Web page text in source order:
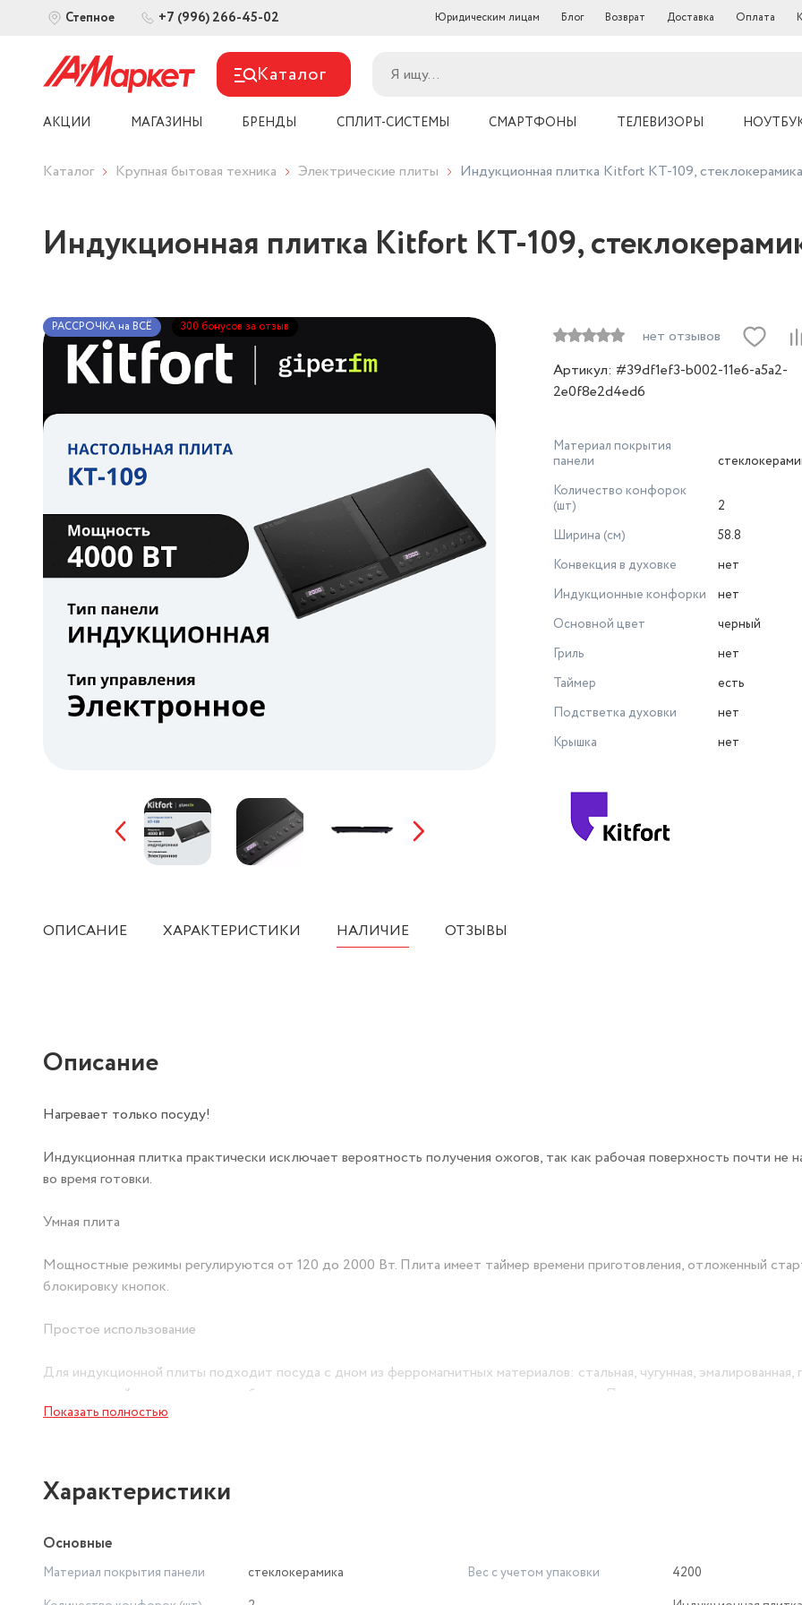
Степное +7 (996) 266-45-02 Юридическим лицам Блог Возврат Доставка Оплата
Каталог
АКЦИИ МАГАЗИНЫ БРЕНДЫ СПЛИТ-СИСТЕМЫ СМАРТФОНЫ ТЕЛЕВИЗОРЫ
Каталог Крупная бытовая техника Электрические плиты Индукционная плитка Kitfort КТ-109,
Индукционная плитка Kitfort КТ-109,
РАССРОЧКА на ВСЁ 300 бонусов за отзыв
нет отзывов
Артикул: #39df1ef3-b002-11e6-a5a2-
2e0f8e2d4ed6
Материал покрытия
панели
Количество конфорок
(шт)
2
Ширина (см)
58.8
Конвекция в духовке
нет
Индукционные конфорки
нет
Основной цвет
черный
Гриль
нет
Таймер
есть
Подстветка духовки
нет
Крышка
нет
ОПИСАНИЕ ХАРАКТЕРИСТИКИ НАЛИЧИЕ ОТЗЫВЫ
Описание
Нагревает только посуду!
Индукционная плитка практически исключает вероятность получения ожогов, так как рабочая поверхность почти не
во время готовки.
Умная плита
Мощностные режимы регулируются от 120 до 2000 Вт. Плита имеет таймер времени приготовления, отложенный
блокировку кнопок.
Простое использование
Для индукционной плиты подходит посуда с дном из ферромагнитных материалов: стальная, чугунная, эмалированная,
нержавеющей стали, а также любая другая, предназначенная для индукционного нагрева. Плита суммарно выдерживает
более 20 кг.
На обратной стороне плитки встроены вентиляторы, которые способствуют быстрому охлаждению устройства во
Показать полностью
Характеристики
Основные
Материал покрытия панели
стеклокерамика
Вес с учетом упаковки 4200